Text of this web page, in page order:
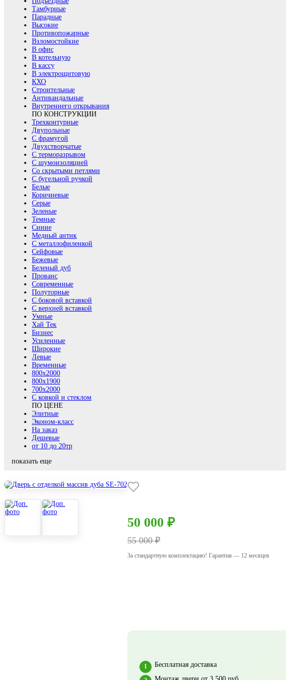
Тамбурные
Парадные
Высокие
Противопожарные
Взломостойкие
В офис
В котельную
В кассу
В электрощитовую
КХО
Строительные
Антивандальные
Внутреннего открывания
ПО КОНСТРУКЦИИ
Трехконтурные
Двупольные
С фрамугой
Двухстворчатые
С терморазрывом
С шумоизоляцией
Со скрытыми петлями
С бугельной ручкой
Белые
Коричневые
Серые
Зеленые
Темные
Синие
Медный антик
С металлофиленкой
Сейфовые
Бежевые
Беленый дуб
Прованс
Современные
Полуторные
С боковой вставкой
С верхней вставкой
Умные
Хай Тек
Бизнес
Усиленные
Широкие
Левые
Временные
800х2000
800x1900
700x2000
С ковкой и стеклом
ПО ЦЕНЕ
Элитные
Эконом-класс
На заказ
Дешевые
от 10 до 20тр
показать еще
50 000 ₽
55 000 ₽
За стандартную комплектацию! Гарантия — 12 месяцев
Бесплатная доставка